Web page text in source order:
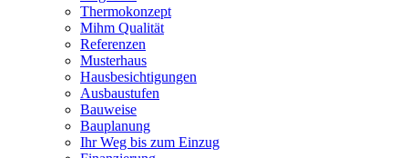
Thermokonzept
Mihm Qualität
Referenzen
Musterhaus
Hausbesichtigungen
Ausbaustufen
Bauweise
Bauplanung
Ihr Weg bis zum Einzug